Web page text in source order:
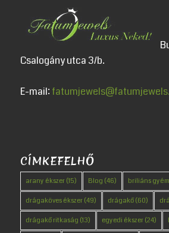
Csalogány utca 3/b.
E-mail:
CÍMKEFELHŐ
arany ékszer(15) Blog (46) briliáns
drágaköves ékszer(49) drágakő(60)
drágakő ritkaság (13) egyedi ékszer(24)